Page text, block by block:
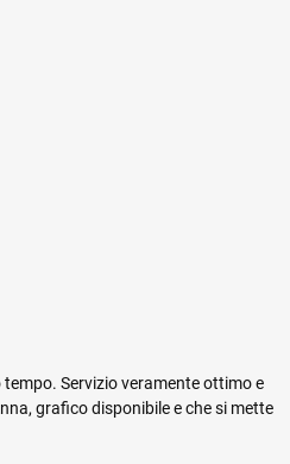
Servizio veramente ottimo e
grafico disponibile e che si mette